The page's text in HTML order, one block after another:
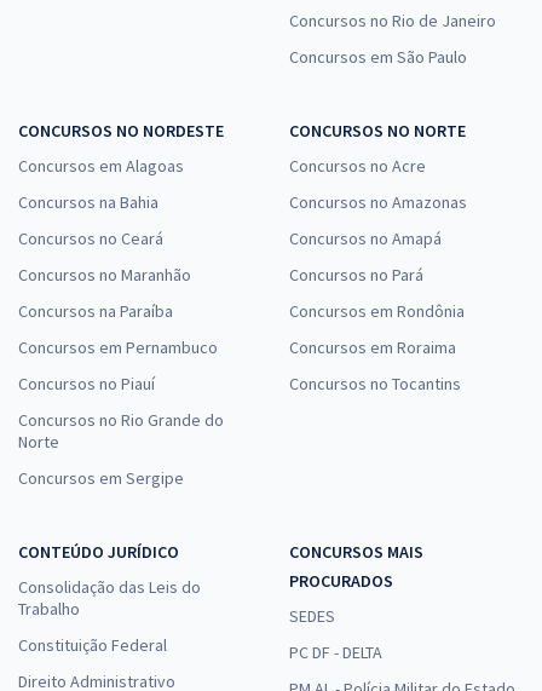
Concursos no Rio de Janeiro
Concursos em São Paulo
CONCURSOS NO NORDESTE
Concursos em Alagoas
Concursos na Bahia
Concursos no Ceará
Concursos no Maranhão
Concursos na Paraíba
Concursos em Pernambuco
Concursos no Piauí
Concursos no Rio Grande do
Norte
Concursos em Sergipe
CONCURSOS NO NORTE
Concursos no Acre
Concursos no Amazonas
Concursos no Amapá
Concursos no Pará
Concursos em Rondônia
Concursos em Roraima
Concursos no Tocantins
CONTEÚDO JURÍDICO
Consolidação das Leis do
Trabalho
Constituição Federal
Direito Administrativo
CONCURSOS MAIS
PROCURADOS
SEDES
PC DF - DELTA